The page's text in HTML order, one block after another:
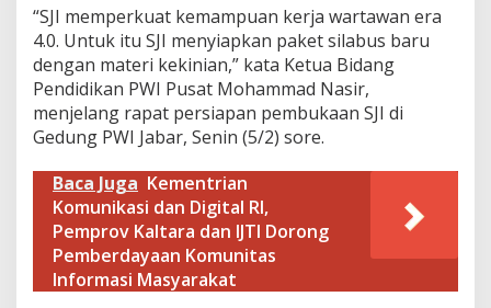
n
l
i
s
m
e
I
n
d
o
n
e
s
i
“SJI memperkuat kemampuan kerja wartawan era
4.0. Untuk itu SJI menyiapkan paket silabus baru
dengan materi kekinian,” kata Ketua Bidang
Pendidikan PWI Pusat Mohammad Nasir,
menjelang rapat persiapan pembukaan SJI di
Gedung PWI Jabar, Senin (5/2) sore.
Baca Juga Kementrian
Komunikasi dan Digital RI,
Pemprov Kaltara dan IJTI Dorong
Pemberdayaan Komunitas
Informasi Masyarakat